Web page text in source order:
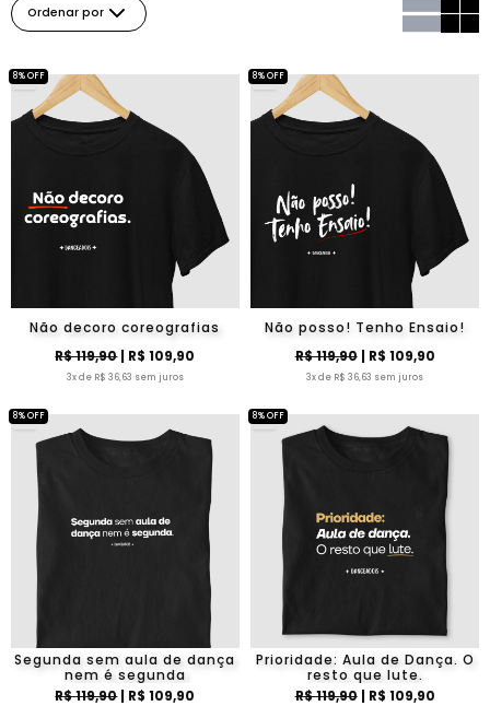
Ordenar por
Não decoro coreografias
R$ 119,90| R$ 109,90
3x de R$ 36,63 sem juros
8% OFF
Não posso! Tenho Ensaio!
R$ 119,90| R$ 109,90
3x de R$ 36,63 sem juros
8% OFF
Segunda sem aula de dança
nem é segunda
R$ 119,90| R$ 109,90
8% OFF
Prioridade: Aula de Dança. O
resto que lute.
R$ 119,90| R$ 109,90
8% OFF